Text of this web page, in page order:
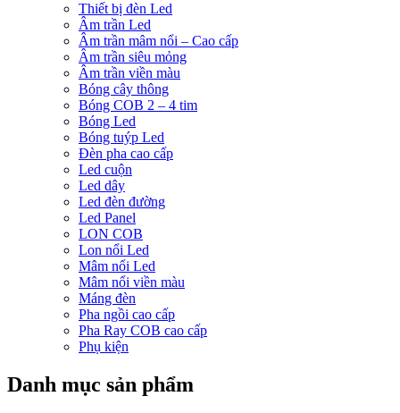
Thiết bị đèn Led
Âm trần Led
Âm trần mâm nổi – Cao cấp
Âm trần siêu mỏng
Âm trần viền màu
Bóng cây thông
Bóng COB 2 – 4 tim
Bóng Led
Bóng tuýp Led
Đèn pha cao cấp
Led cuộn
Led dây
Led đèn đường
Led Panel
LON COB
Lon nổi Led
Mâm nổi Led
Mâm nổi viền màu
Máng đèn
Pha ngồi cao cấp
Pha Ray COB cao cấp
Phụ kiện
Danh mục sản phẩm